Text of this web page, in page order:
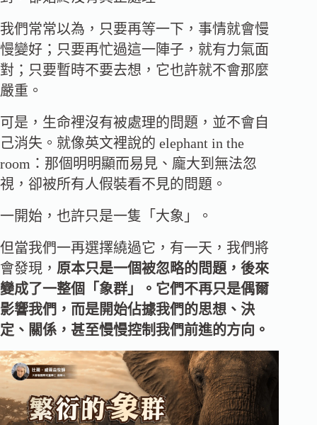
我們常常以為，只要再等一下，事情就會慢
慢變好；只要再忙過這一陣子，就有力氣面
對；只要暫時不要去想，它也許就不會那麼
嚴重。
可是，生命裡沒有被處理的問題，並不會自
己消失。就像英文裡說的 elephant in the
room：那個明明顯而易見、龐大到無法忽
視，卻被所有人假裝看不見的問題。
一開始，也許只是一隻「大象」。
但當我們一再選擇繞過它，有一天，我們將
會發現， 原本只是一個被忽略的問題，後來
變成了一整個「象群」。它們不再只是偶爾
影響我們，而是開始佔據我們的思想、決
定、關係，甚至慢慢控制我們前進的方向。